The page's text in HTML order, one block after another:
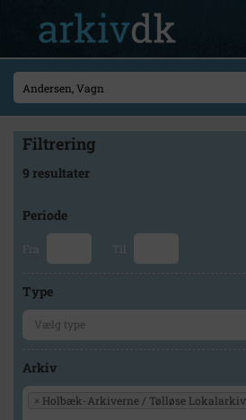
Filtrering
9 resultater
Periode
Fra Til
Type
Arkiv
× Holbæk-Arkiverne / Tølløse Lokalarkiv